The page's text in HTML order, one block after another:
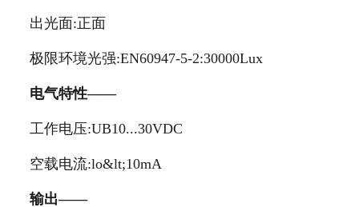
出光面:正面
极限环境光强:EN60947-5-2:30000Lux
电气特性——
工作电压:UB10...30VDC
空载电流:lo&lt;10mA
输出——